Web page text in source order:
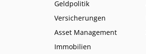
Geldpolitik
Versicherungen
Asset Management
Immobilien